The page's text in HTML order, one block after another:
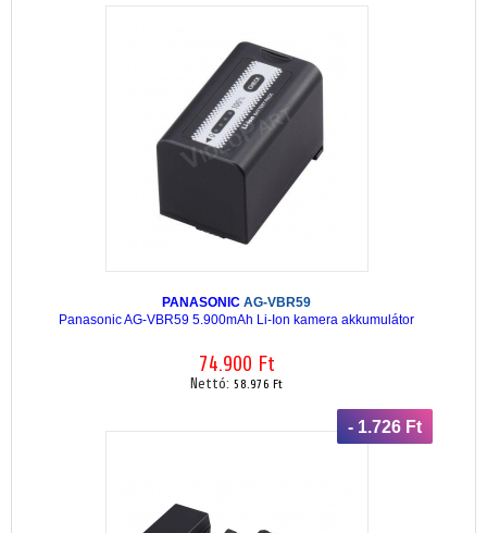
PANASONIC AG-VBR59
Panasonic AG-VBR59 5.900mAh Li-Ion kamera akkumulátor
74.900 Ft
Nettó: 58.976 Ft
- 1.726 Ft